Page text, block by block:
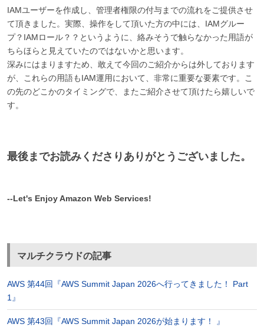
IAMユーザーを作成し、管理者権限の付与までの流れをご提供させ
て頂きました。実際、操作をして頂いた方の中には、IAMグルー
プ？IAMロール？？というように、絡みそうで触らなかった用語が
ちらほらと見えていたのではないかと思います。
深みにはまりますため、敢えて今回のご紹介からは外しております
が、これらの用語もIAM運用において、非常に重要な要素です。こ
の先のどこかのタイミングで、またご紹介させて頂けたら嬉しいで
す。
最後までお読みくださりありがとうございました。
--Let's Enjoy Amazon Web Services!
マルチクラウドの記事
AWS 第44回『AWS Summit Japan 2026へ行ってきました！ Part
1』
AWS 第43回『AWS Summit Japan 2026が始まります！ 』